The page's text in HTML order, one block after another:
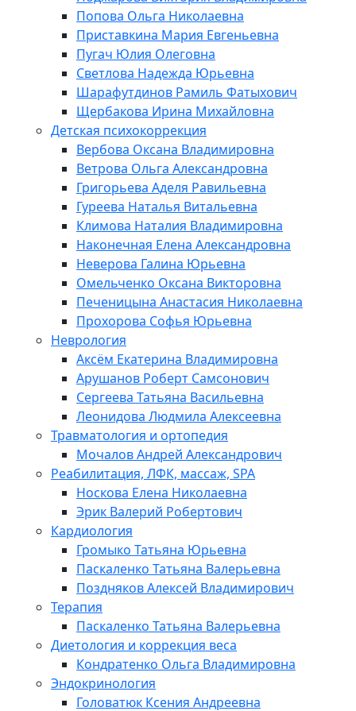
Попова Ольга Николаевна
Приставкина Мария Евгеньевна
Пугач Юлия Олеговна
Светлова Надежда Юрьевна
Шарафутдинов Рамиль Фатыхович
Щербакова Ирина Михайловна
Детская психокоррекция
Вербова Оксана Владимировна
Ветрова Ольга Александровна
Григорьева Аделя Равильевна
Гуреева Наталья Витальевна
Климова Наталия Владимировна
Наконечная Елена Александровна
Неверова Галина Юрьевна
Омельченко Оксана Викторовна
Печеницына Анастасия Николаевна
Прохорова Софья Юрьевна
Неврология
Аксём Екатерина Владимировна
Арушанов Роберт Самсонович
Сергеева Татьяна Васильевна
Леонидова Людмила Алексеевна
Травматология и ортопедия
Мочалов Андрей Александрович
Реабилитация, ЛФК, массаж, SPA
Носкова Елена Николаевна
Эрик Валерий Робертович
Кардиология
Громыко Татьяна Юрьевна
Паскаленко Татьяна Валерьевна
Поздняков Алексей Владимирович
Терапия
Паскаленко Татьяна Валерьевна
Диетология и коррекция веса
Кондратенко Ольга Владимировна
Эндокринология
Головатюк Ксения Андреевна